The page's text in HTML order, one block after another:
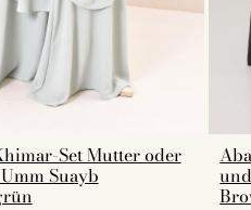
Set Mutter oder
Suayb